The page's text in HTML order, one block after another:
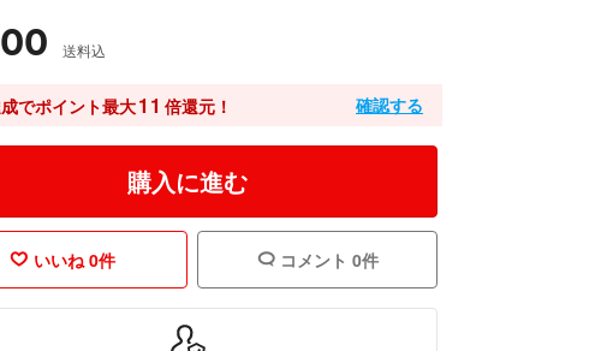
送料込
でポイント最大11 倍還元！ 確認する
購入に進む
いいね 0件 コメント 0件